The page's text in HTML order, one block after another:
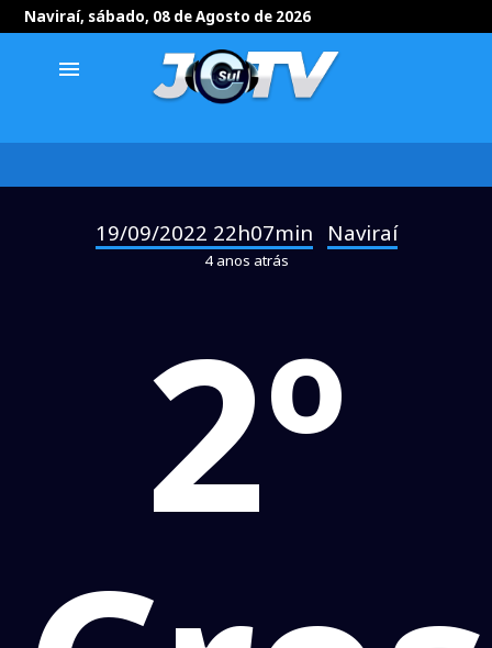
Naviraí, sábado, 08 de Agosto de 2026
menu
19/09/2022 22h07min Naviraí
4 anos atrás
2º